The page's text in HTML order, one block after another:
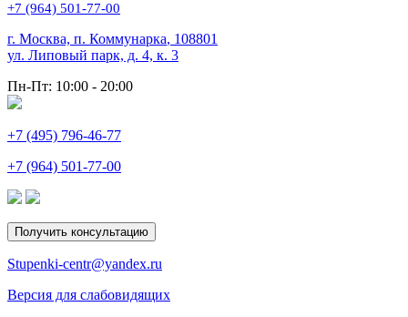
+7 (964) 501-77-00
г. Москва, п. Коммунарка, 108801
ул. Липовый парк, д. 4, к. 3
Пн-Пт: 10:00 - 20:00
+7 (495) 796-46-77
+7 (964) 501-77-00
Получить консультацию
Stupenki-centr@yandex.ru
Версия для слабовидящих